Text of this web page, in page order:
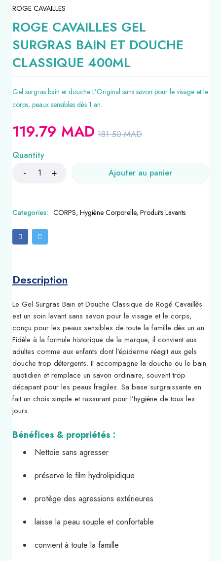
ROGE CAVAILLES
ROGE CAVAILLES GEL
SURGRAS BAIN ET DOUCHE
CLASSIQUE 400ML
Gel surgras bain et douche L’Original sans savon pour le visage et le
corps, peaux sensibles dès 1 an.
181.50MAD
119.79 MAD
Quantity
Ajouter au panier
Categories: CORPS, Hygiène Corporelle, Produits Lavants
Description
Le Gel Surgras Bain et Douche Classique de Rogé Cavaillès
est un soin lavant sans savon pour le visage et le corps,
conçu pour les peaux sensibles de toute la famille dès un an.
Fidèle à la formule historique de la marque, il convient aux
adultes comme aux enfants dont l’épiderme réagit aux gels
douche trop détergents. Il accompagne la douche ou le bain
quotidien et remplace un savon ordinaire, souvent trop
décapant pour les peaux fragiles. Sa base surgraissante en
fait un choix simple et rassurant pour l’hygiène de tous les
jours.
Bénéfices & propriétés :
Nettoie sans agresser
préserve le film hydrolipidique
protège des agressions extérieures
laisse la peau souple et confortable
convient à toute la famille